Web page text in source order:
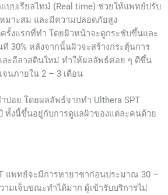
บบเรียลไทม์ (Real time) ช่วยให้แพทย์ปรับ
หมาะสม และมีความปลอดภัยสูง
รั้งแรกที่ทำ โดยผิวหน้าจะดูกระชับขึ้นและ
30% หลังจากนั้นผิวจะสร้างกระตุ้นการ
ละอีลาสตินใหม่ ทำให้ผลลัพธ์ค่อย ๆ ดีขึ้น
นภายใน 2 – 3 เดือน
บ่อย โดยผลลัพธ์จากทำ Ulthera SPT
ทั้งนี้ขึ้นอยู่กับการดูแลผิวของแต่ละคนด้วย
แพทย์จะมีการทายาชาก่อนประมาณ 30 –
มเจ็บขณะทำได้มาก ผู้เข้ารับบริการไม่